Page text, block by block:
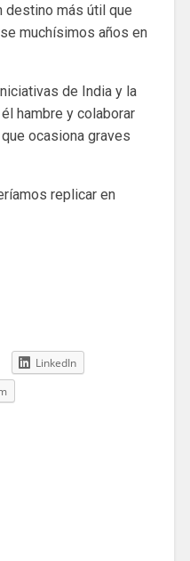
destino más útil que
muchísimos años en
de India y la
hambre y colaborar
ocasiona graves
replicar en
LinkedIn